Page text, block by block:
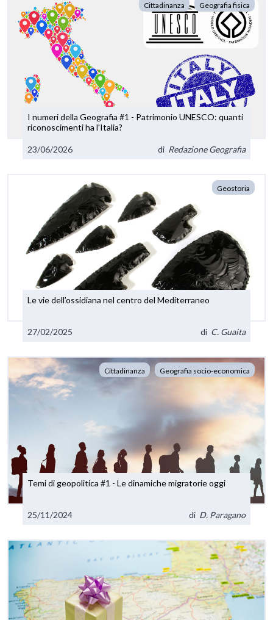
Cittadinanza Geografia fisica
I numeri della Geografia #1 - Patrimonio UNESCO: quanti
riconoscimenti ha l'Italia?
23/06/2026 di Redazione Geografia
Geostoria
Le vie dell’ossidiana nel centro del Mediterraneo
27/02/2025 di C. Guaita
Cittadinanza Geografia socio-economica
Temi di geopolitica #1 - Le dinamiche migratorie oggi
25/11/2024 di D. Paragano